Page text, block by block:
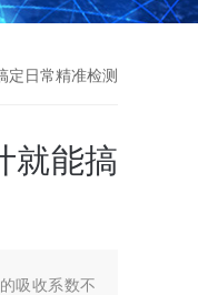
定日常精准检测
就能搞
吸收系数不